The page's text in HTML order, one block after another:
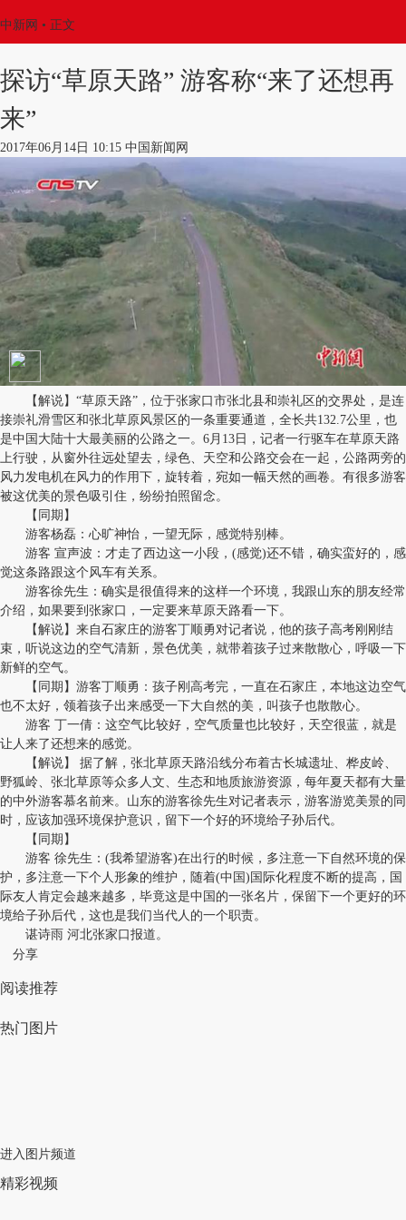
中新网 • 正文
探访“草原天路” 游客称“来了还想再
来”
2017年06月14日 10:15 中国新闻网
【解说】“草原天路”，位于张家口市张北县和崇礼区的交界处，是连
接崇礼滑雪区和张北草原风景区的一条重要通道，全长共132.7公里，也
是中国大陆十大最美丽的公路之一。6月13日，记者一行驱车在草原天路
上行驶，从窗外往远处望去，绿色、天空和公路交会在一起，公路两旁的
风力发电机在风力的作用下，旋转着，宛如一幅天然的画卷。有很多游客
被这优美的景色吸引住，纷纷拍照留念。
【同期】
游客杨磊：心旷神怡，一望无际，感觉特别棒。
游客 宣声波：才走了西边这一小段，(感觉)还不错，确实蛮好的，感
觉这条路跟这个风车有关系。
游客徐先生：确实是很值得来的这样一个环境，我跟山东的朋友经常
介绍，如果要到张家口，一定要来草原天路看一下。
【解说】来自石家庄的游客丁顺勇对记者说，他的孩子高考刚刚结
束，听说这边的空气清新，景色优美，就带着孩子过来散散心，呼吸一下
新鲜的空气。
【同期】游客丁顺勇：孩子刚高考完，一直在石家庄，本地这边空气
也不太好，领着孩子出来感受一下大自然的美，叫孩子也散散心。
游客 丁一倩：这空气比较好，空气质量也比较好，天空很蓝，就是
让人来了还想来的感觉。
【解说】 据了解，张北草原天路沿线分布着古长城遗址、桦皮岭、
野狐岭、张北草原等众多人文、生态和地质旅游资源，每年夏天都有大量
的中外游客慕名前来。山东的游客徐先生对记者表示，游客游览美景的同
时，应该加强环境保护意识，留下一个好的环境给子孙后代。
【同期】
游客 徐先生：(我希望游客)在出行的时候，多注意一下自然环境的保
护，多注意一下个人形象的维护，随着(中国)国际化程度不断的提高，国
际友人肯定会越来越多，毕竟这是中国的一张名片，保留下一个更好的环
境给子孙后代，这也是我们当代人的一个职责。
谌诗雨 河北张家口报道。
分享
阅读推荐
热门图片
进入图片频道
精彩视频